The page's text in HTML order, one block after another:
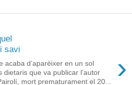
savi
›
acaba d’aparèixer en un sol
dietaris que va publicar l’autor
mort prematurament el 20...